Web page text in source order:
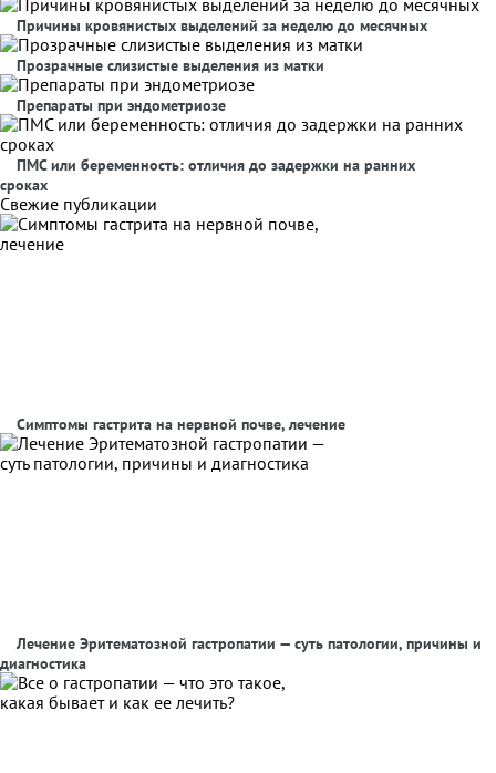
Причины кровянистых выделений за неделю до месячных
Прозрачные слизистые выделения из матки
Препараты при эндометриозе
ПМС или беременность: отличия до задержки на ранних
сроках
Свежие публикации
Симптомы гастрита на нервной почве, лечение
Лечение Эритематозной гастропатии — суть патологии, причины и
диагностика